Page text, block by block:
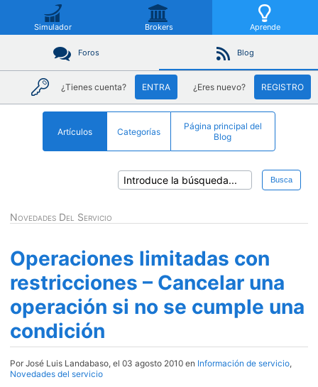
Simulador Brokers Aprende
Foros Blog
¿Tienes cuenta? ENTRA ¿Eres nuevo? REGISTRO
Artículos Categorías
Página principal del
Blog
Busca
Novedades Del Servicio
Operaciones limitadas con
restricciones – Cancelar una
operación si no se cumple una
condición
Por José Luis Landabaso, el 03 agosto 2010 en Información de servicio,
Novedades del servicio